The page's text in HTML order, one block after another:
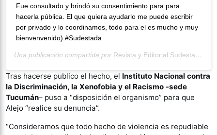
Fue consultado y brindó su consentimiento para para
hacerla pública. El que quiera ayudarlo me puede escribir
por privado y lo coordinamos, todo para el es mucho y muy
bienvenvenido) #Sudestada
Una publicación compartida por Revista y Editorial Sudestada
Tras hacerse publico el hecho, el Instituto Nacional contra
la Discriminación, la Xenofobia y el Racismo -sede
Tucumán– puso a “disposición el organismo” para que
Alejo “realice su denuncia”.
“Consideramos que todo hecho de violencia es repudiable